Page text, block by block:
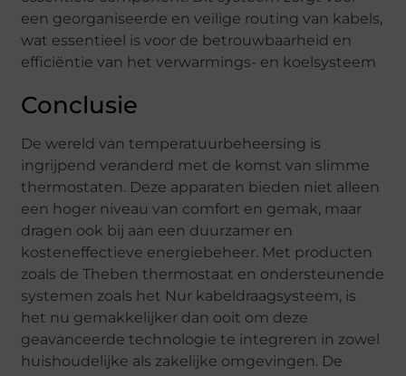
een georganiseerde en veilige routing van kabels,
wat essentieel is voor de betrouwbaarheid en
efficiëntie van het verwarmings- en koelsysteem
Conclusie
De wereld van temperatuurbeheersing is
ingrijpend veranderd met de komst van slimme
thermostaten. Deze apparaten bieden niet alleen
een hoger niveau van comfort en gemak, maar
dragen ook bij aan een duurzamer en
kosteneffectieve energiebeheer. Met producten
zoals de Theben thermostaat en ondersteunende
systemen zoals het Nur kabeldraagsysteem, is
het nu gemakkelijker dan ooit om deze
geavanceerde technologie te integreren in zowel
huishoudelijke als zakelijke omgevingen. De